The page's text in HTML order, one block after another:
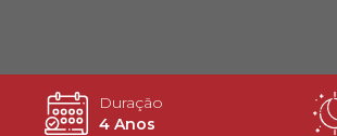
Calendário
Duração
4 Anos